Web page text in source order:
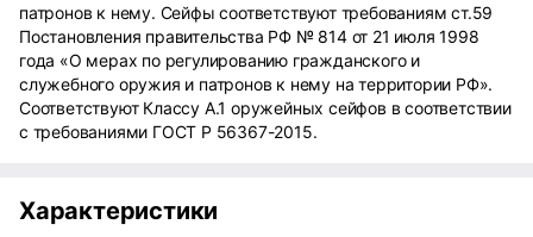
патронов к нему. Сейфы соответствуют требованиям ст.59
Постановления правительства РФ № 814 от 21 июля 1998
года «О мерах по регулированию гражданского и
служебного оружия и патронов к нему на территории РФ».
Соответствуют Классу А.1 оружейных сейфов в соответствии
с требованиями ГОСТ Р 56367-2015.
Характеристики